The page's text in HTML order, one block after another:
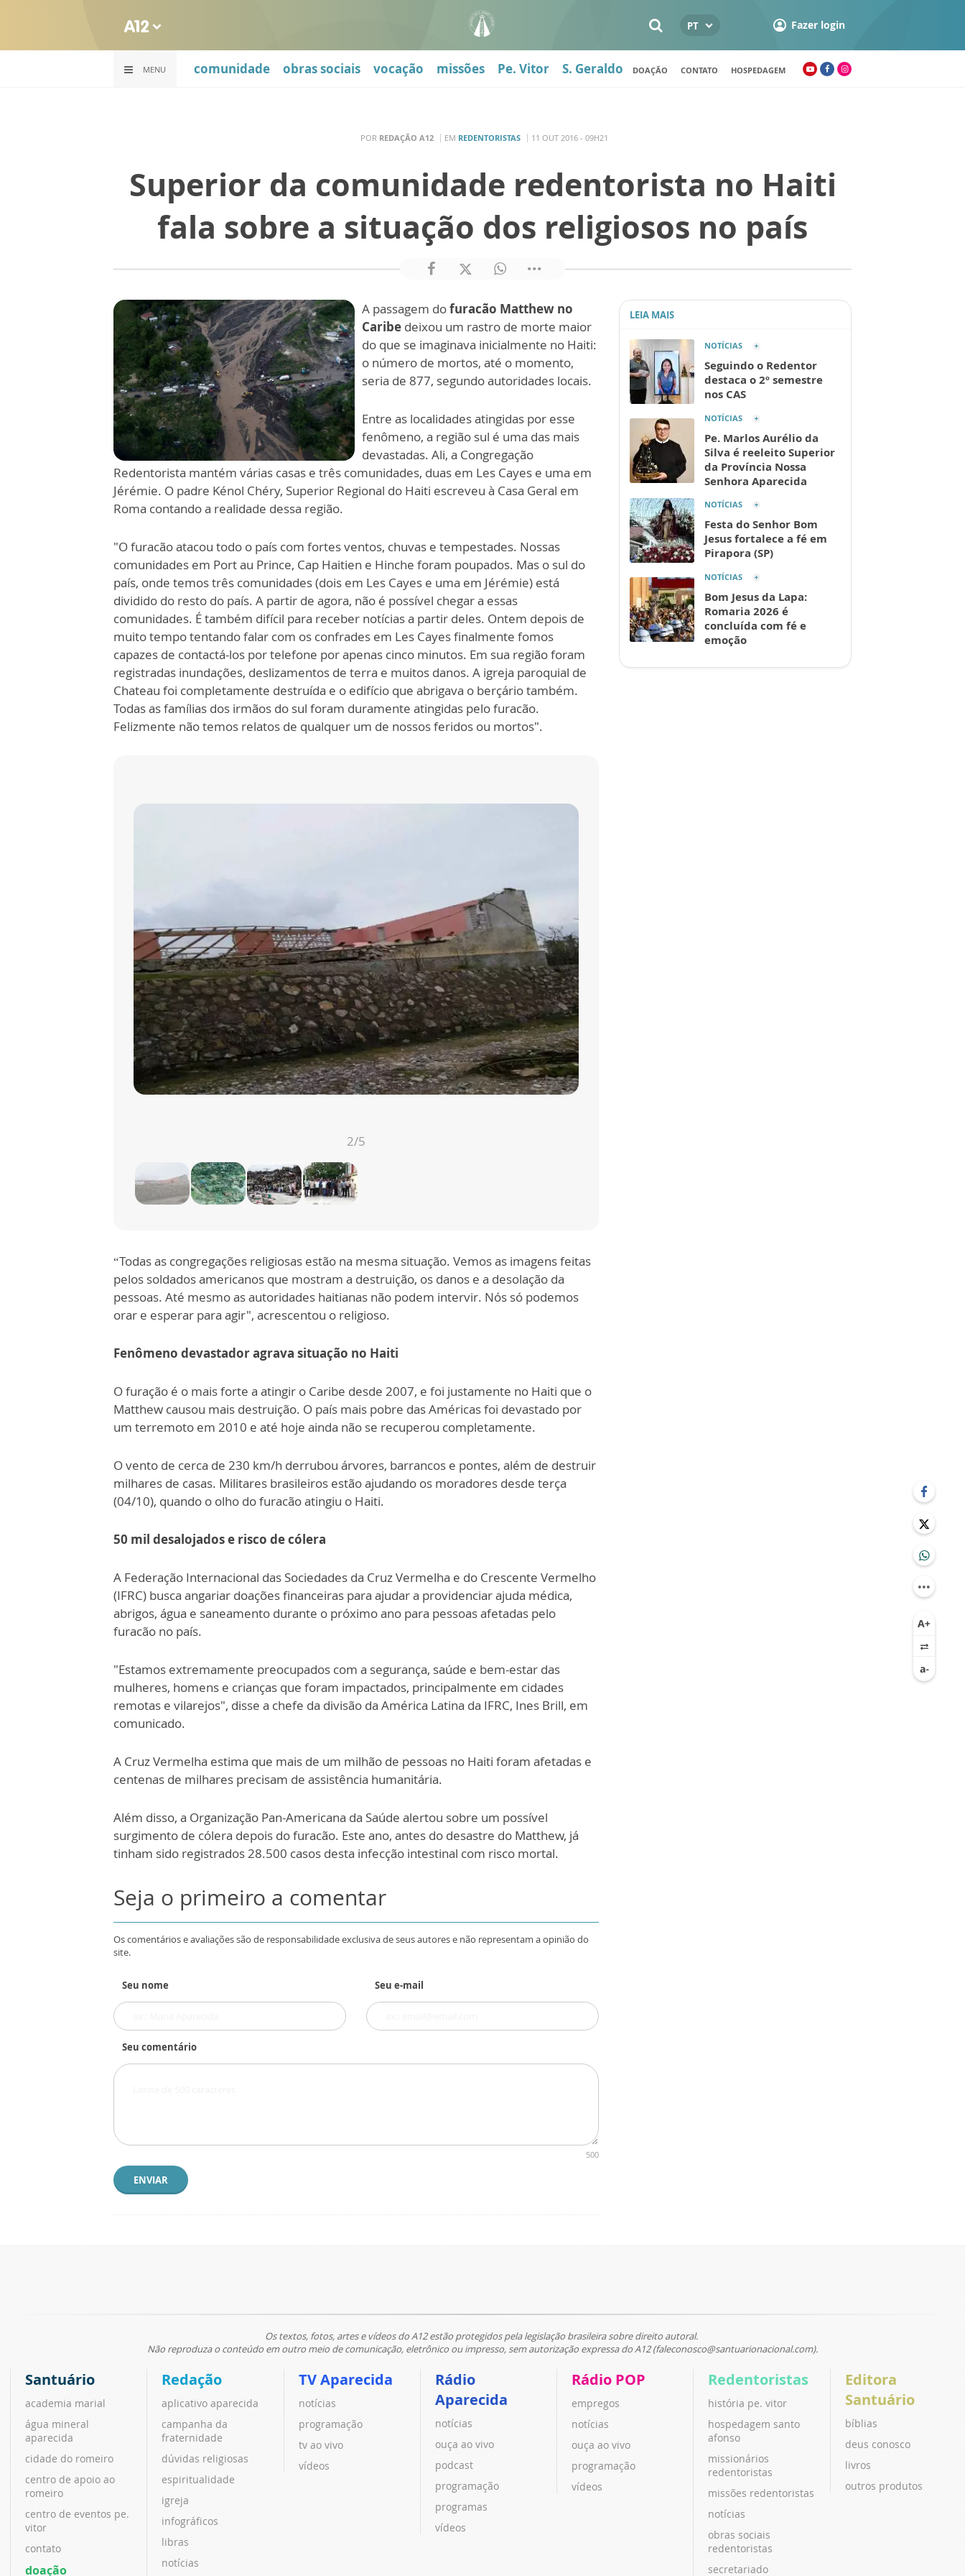
PT Fazer login
MENU comunidade obras sociais vocação missões Pe. Vitor S. Geraldo DOAÇÃO CONTATO HOSPEDAGEM
POR REDAÇÃO A12 EM REDENTORISTAS 11 OUT 2016 - 09H21
Superior da comunidade redentorista no Haiti
fala sobre a situação dos religiosos no país
A passagem dofuracão Matthew no
Caribe deixou um rastro de morte maior
do que se imaginava inicialmente no Haiti:
o número de mortos, até o momento,
seria de 877, segundo autoridades locais.
Entre as localidades atingidas por esse
fenômeno, a região sul é uma das mais
devastadas. Ali, a Congregação
Redentorista mantém várias casas e três comunidades, duas em Les Cayes e uma em
Jérémie. O padre Kénol Chéry, Superior Regional do Haiti escreveu à Casa Geral em
Roma contando a realidade dessa região.
"O furacão atacou todo o país com fortes ventos, chuvas e tempestades. Nossas
comunidades em Port au Prince, Cap Haitien e Hinche foram poupados. Mas o sul do
país, onde temos três comunidades (dois em Les Cayes e uma em Jérémie) está
dividido do resto do país. A partir de agora, não é possível chegar a essas
comunidades. É também difícil para receber notícias a partir deles. Ontem depois de
muito tempo tentando falar com os confrades em Les Cayes finalmente fomos
capazes de contactá-los por telefone por apenas cinco minutos. Em sua região foram
registradas inundações, deslizamentos de terra e muitos danos. A igreja paroquial de
Chateau foi completamente destruída e o edifício que abrigava o berçário também.
Todas as famílias dos irmãos do sul foram duramente atingidas pelo furacão.
Felizmente não temos relatos de qualquer um de nossos feridos ou mortos".
2/5
“Todas as congregações religiosas estão na mesma situação. Vemos as imagens feitas
pelos soldados americanos que mostram a destruição, os danos e a desolação da
pessoas. Até mesmo as autoridades haitianas não podem intervir. Nós só podemos
orar e esperar para agir", acrescentou o religioso.
Fenômeno devastador agrava situação no Haiti
O furação é o mais forte a atingir o Caribe desde 2007, e foi justamente no Haiti que o
Matthew causou mais destruição. O país mais pobre das Américas foi devastado por
um terremoto em 2010 e até hoje ainda não se recuperou completamente.
O vento de cerca de 230 km/h derrubou árvores, barrancos e pontes, além de destruir
milhares de casas. Militares brasileiros estão ajudando os moradores desde terça
(04/10), quando o olho do furacão atingiu o Haiti.
50 mil desalojados e risco de cólera
A Federação Internacional das Sociedades da Cruz Vermelha e do Crescente Vermelho
(IFRC) busca angariar doações financeiras para ajudar a providenciar ajuda médica,
abrigos, água e saneamento durante o próximo ano para pessoas afetadas pelo
furacão no país.
"Estamos extremamente preocupados com a segurança, saúde e bem-estar das
mulheres, homens e crianças que foram impactados, principalmente em cidades
remotas e vilarejos", disse a chefe da divisão da América Latina da IFRC, Ines Brill, em
comunicado.
A Cruz Vermelha estima que mais de um milhão de pessoas no Haiti foram afetadas e
centenas de milhares precisam de assistência humanitária.
Além disso, a Organização Pan-Americana da Saúde alertou sobre um possível
surgimento de cólera depois do furacão. Este ano, antes do desastre do Matthew, já
tinham sido registrados 28.500 casos desta infecção intestinal com risco mortal.
Seja o primeiro a comentar
Os comentários e avaliações são de responsabilidade exclusiva de seus autores e não representam a opinião do
site.
Seu nome Seu e-mail
Seu comentário
500
ENVIAR
LEIA MAIS
NOTÍCIAS
Seguindo o Redentor
destaca o 2º semestre
nos CAS
NOTÍCIAS
Pe. Marlos Aurélio da
Silva é reeleito Superior
da Província Nossa
Senhora Aparecida
NOTÍCIAS
Festa do Senhor Bom
Jesus fortalece a fé em
Pirapora (SP)
NOTÍCIAS
Bom Jesus da Lapa:
Romaria 2026 é
concluída com fé e
emoção
Os textos, fotos, artes e vídeos do A12 estão protegidos pela legislação brasileira sobre direito autoral.
Não reproduza o conteúdo em outro meio de comunicação, eletrônico ou impresso, sem autorização expressa do A12 (faleconosco@santuarionacional.com).
Santuário
academia marial
água mineral
aparecida
cidade do romeiro
centro de apoio ao
romeiro
centro de eventos pe.
vitor
contato
doação
Redação
aplicativo aparecida
campanha da
fraternidade
dúvidas religiosas
espiritualidade
igreja
infográficos
libras
notícias
TV Aparecida
notícias
programação
tv ao vivo
vídeos
Rádio
Aparecida
notícias
ouça ao vivo
podcast
programação
programas
vídeos
Rádio POP
empregos
notícias
ouça ao vivo
programação
vídeos
Redentoristas
história pe. vitor
hospedagem santo
afonso
missionários
redentoristas
missões redentoristas
notícias
obras sociais
redentoristas
secretariado
Editora
Santuário
bíblias
deus conosco
livros
outros produtos